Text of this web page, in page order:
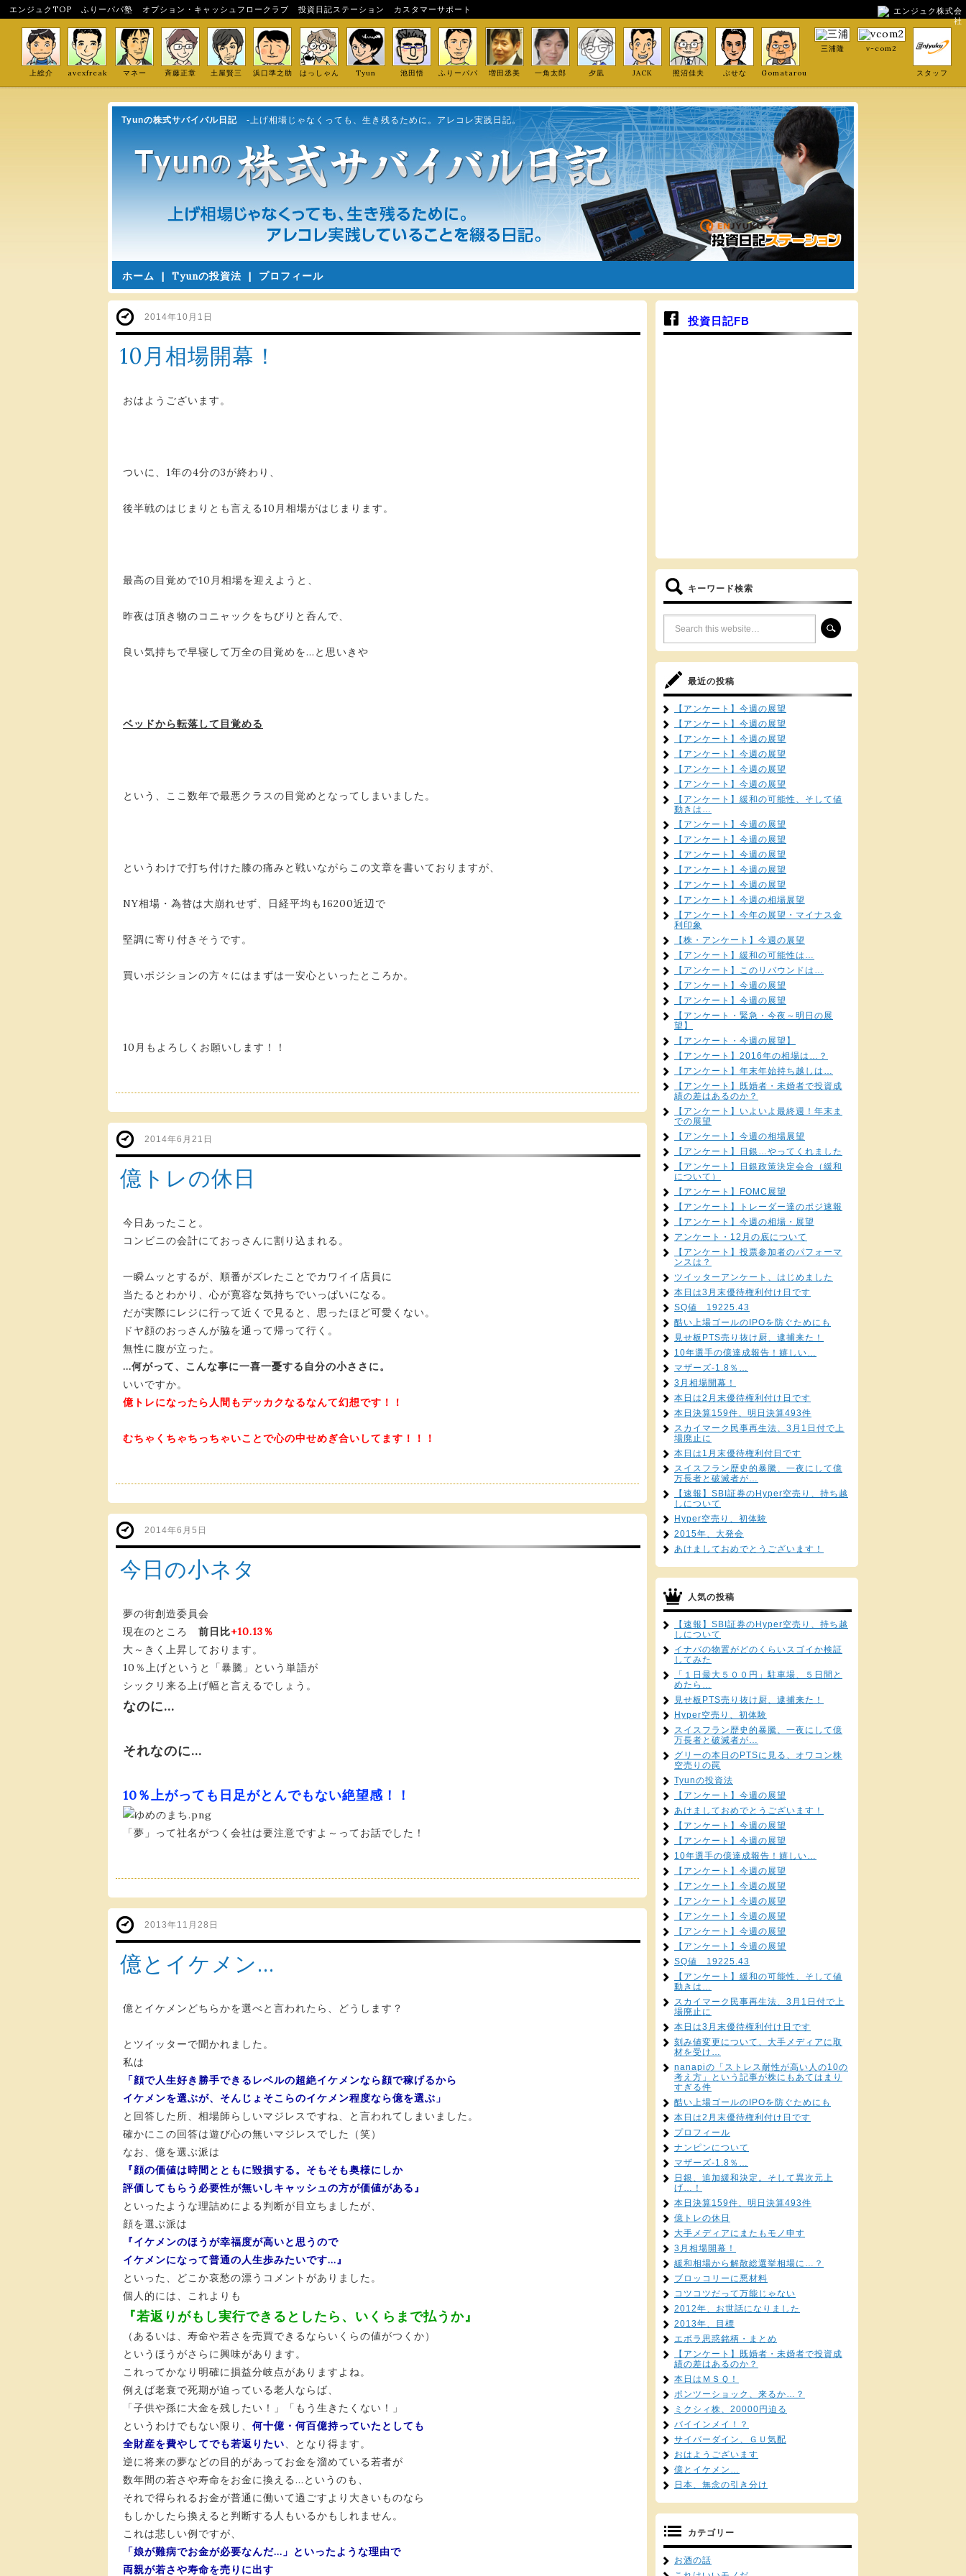
エンジュクTOP ふりーパパ塾 オプション・キャッシュフロークラブ 投資日記ステーション カスタマーサポート
エンジュク株式会
社
上総介 avexfreak マネー 斉藤正章 土屋賢三 浜口準之助 はっしゃん Tyun 池田悟 ふりーパパ 増田丞美 一角太郎 夕凪 JACK 照沼佳夫 ぶせな Gomatarou
三浦隆 v-com2
スタッフ
Tyunの株式サバイバル日記 -上げ相場じゃなくっても、生き残るために。アレコレ実践日記。
ホーム | Tyunの投資法 | プロフィール
2014年10月1日
10月相場開幕！
おはようございます。
ついに、1年の4分の3が終わり、
後半戦のはじまりとも言える10月相場がはじまります。
最高の目覚めで10月相場を迎えようと、
昨夜は頂き物のコニャックをちびりと呑んで、
良い気持ちで早寝して万全の目覚めを…と思いきや
ベッドから転落して目覚める
という、ここ数年で最悪クラスの目覚めとなってしまいました。
というわけで打ち付けた膝の痛みと戦いながらこの文章を書いておりますが、
NY相場・為替は大崩れせず、日経平均も16200近辺で
堅調に寄り付きそうです。
買いポジションの方々にはまずは一安心といったところか。
10月もよろしくお願いします！！
2014年6月21日
億トレの休日
今日あったこと。
コンビニの会計にておっさんに割り込まれる。
一瞬ムッとするが、順番がズレたことでカワイイ店員に
当たるとわかり、心が寛容な気持ちでいっぱいになる。
だが実際にレジに行って近くで見ると、思ったほど可愛くない。
ドヤ顔のおっさんが脇を通って帰って行く。
無性に腹が立った。
…何がって、こんな事に一喜一憂する自分の小ささに。
いいですか。
億トレになったら人間もデッカクなるなんて幻想です！！
むちゃくちゃちっちゃいことで心の中せめぎ合いしてます！！！
2014年6月5日
今日の小ネタ
夢の街創造委員会
現在のところ 前日比+10.13％
大～きく上昇しております。
10％上げというと「暴騰」という単語が
シックリ来る上げ幅と言えるでしょう。
なのに…
それなのに…
10％上がっても日足がとんでもない絶望感！！
「夢」って社名がつく会社は要注意ですよ～ってお話でした！
2013年11月28日
億とイケメン…
億とイケメンどちらかを選べと言われたら、どうします？
とツイッターで聞かれました。
私は
「顔で人生好き勝手できるレベルの超絶イケメンなら顔で稼げるから
イケメンを選ぶが、そんじょそこらのイケメン程度なら億を選ぶ」
と回答した所、相場師らしいマジレスですね、と言われてしまいました。
確かにこの回答は遊び心の無いマジレスでした（笑）
なお、億を選ぶ派は
『顔の価値は時間とともに毀損する。そもそも奥様にしか
評価してもらう必要性が無いしキャッシュの方が価値がある』
といったような理詰めによる判断が目立ちましたが、
顔を選ぶ派は
『イケメンのほうが幸福度が高いと思うので
イケメンになって普通の人生歩みたいです…』
といった、どこか哀愁の漂うコメントがありました。
個人的には、これよりも
『若返りがもし実行できるとしたら、いくらまで払うか』
（あるいは、寿命や若さを売買できるならいくらの値がつくか）
というほうがさらに興味があります。
これってかなり明確に損益分岐点がありますよね。
例えば老衰で死期が迫っている老人ならば、
「子供や孫に大金を残したい！」「もう生きたくない！」
というわけでもない限り、 何十億・何百億持っていたとしても
全財産を費やしてでも若返りたい、となり得ます。
逆に将来の夢などの目的があってお金を溜めている若者が
数年間の若さや寿命をお金に換える…というのも、
それで得られるお金が普通に働いて過ごすより大きいものなら
もしかしたら換えると判断する人もいるかもしれません。
これは悲しい例ですが、
「娘が難病でお金が必要なんだ…」といったような理由で
両親が若さや寿命を売りに出す
投資日記FB
キーワード検索
最近の投稿
【アンケート】今週の展望
【アンケート】今週の展望
【アンケート】今週の展望
【アンケート】今週の展望
【アンケート】今週の展望
【アンケート】今週の展望
【アンケート】緩和の可能性、そして値
動きは…
【アンケート】今週の展望
【アンケート】今週の展望
【アンケート】今週の展望
【アンケート】今週の展望
【アンケート】今週の展望
【アンケート】今週の相場展望
【アンケート】今年の展望・マイナス金
利印象
【株・アンケート】今週の展望
【アンケート】緩和の可能性は…
【アンケート】このリバウンドは…
【アンケート】今週の展望
【アンケート】今週の展望
【アンケート・緊急・今夜～明日の展
望】
【アンケート・今週の展望】
【アンケート】2016年の相場は…？
【アンケート】年末年始持ち越しは…
【アンケート】既婚者・未婚者で投資成
績の差はあるのか？
【アンケート】いよいよ最終週！年末ま
での展望
【アンケート】今週の相場展望
【アンケート】日銀…やってくれました
【アンケート】日銀政策決定会合（緩和
について）
【アンケート】FOMC展望
【アンケート】トレーダー達のポジ速報
【アンケート】今週の相場・展望
アンケート・12月の底について
【アンケート】投票参加者のパフォーマ
ンスは？
ツイッターアンケート、はじめました
本日は3月末優待権利付け日です
SQ値 19225.43
酷い上場ゴールのIPOを防ぐためにも
見せ板PTS売り抜け厨、逮捕来た！
10年選手の億達成報告！嬉しい…
マザーズ-1.8％…
3月相場開幕！
本日は2月末優待権利付け日です
本日決算159件、明日決算493件
スカイマーク民事再生法、3月1日付で上
場廃止に
本日は1月末優待権利付日です
スイスフラン歴史的暴騰、一夜にして億
万長者と破滅者が…
【速報】SBI証券のHyper空売り、持ち越
しについて
Hyper空売り、初体験
2015年、大発会
あけましておめでとうございます！
人気の投稿
【速報】SBI証券のHyper空売り、持ち越
しについて
イナバの物置がどのくらいスゴイか検証
してみた
「１日最大５００円」駐車場、５日間と
めたら…
見せ板PTS売り抜け厨、逮捕来た！
Hyper空売り、初体験
スイスフラン歴史的暴騰、一夜にして億
万長者と破滅者が…
グリーの本日のPTSに見る、オワコン株
空売りの罠
Tyunの投資法
【アンケート】今週の展望
あけましておめでとうございます！
【アンケート】今週の展望
【アンケート】今週の展望
10年選手の億達成報告！嬉しい…
【アンケート】今週の展望
【アンケート】今週の展望
【アンケート】今週の展望
【アンケート】今週の展望
【アンケート】今週の展望
【アンケート】今週の展望
SQ値 19225.43
【アンケート】緩和の可能性、そして値
動きは…
スカイマーク民事再生法、3月1日付で上
場廃止に
本日は3月末優待権利付け日です
刻み値変更について、大手メディアに取
材を受け…
nanapiの「ストレス耐性が高い人の10の
考え方」という記事が株にもあてはまり
すぎる件
酷い上場ゴールのIPOを防ぐためにも
本日は2月末優待権利付け日です
プロフィール
ナンピンについて
マザーズ-1.8％…
日銀、追加緩和決定。そして異次元上
げ…！
本日決算159件、明日決算493件
億トレの休日
大手メディアにまたもモノ申す
3月相場開幕！
緩和相場から解散総選挙相場に…？
ブロッコリーに悪材料
コツコツだって万能じゃない
2012年、お世話になりました
2013年、目標
エボラ思惑銘柄・まとめ
【アンケート】既婚者・未婚者で投資成
績の差はあるのか？
本日はＭＳＱ！
ポンツーショック、来るか…？
ミクシィ株、20000円迫る
バイインメイ！？
サイバーダイン、ＧＵ気配
おはようございます
億とイケメン…
日本、無念の引き分け
カテゴリー
お酒の話